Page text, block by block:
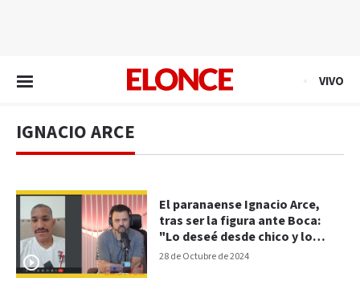
VIVO
IGNACIO ARCE
28 de Octubre de 2024
El paranaense Ignacio Arce,
tras ser la figura ante Boca:
"Lo deseé desde chico y lo
disfruto"